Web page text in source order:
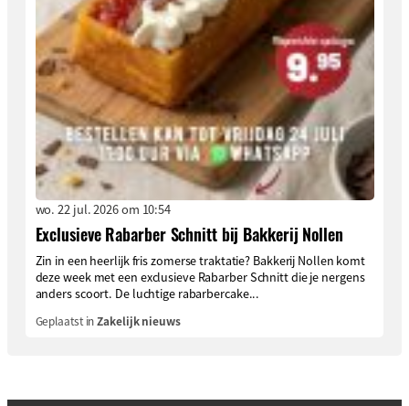
wo. 22 jul. 2026 om 10:54
Exclusieve Rabarber Schnitt bij Bakkerij Nollen
Zin in een heerlijk fris zomerse traktatie? Bakkerij Nollen komt
deze week met een exclusieve Rabarber Schnitt die je nergens
anders scoort. De luchtige rabarbercake...
Geplaatst inZakelijk nieuws